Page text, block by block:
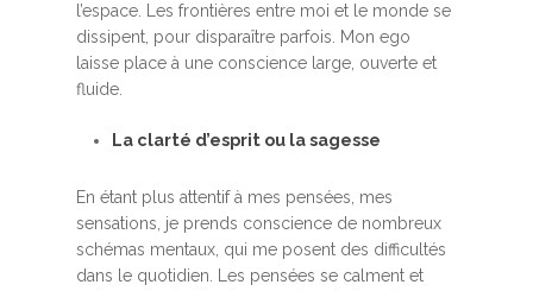
l’espace. Les frontières entre moi et le monde se
dissipent, pour disparaître parfois. Mon ego
laisse place à une conscience large, ouverte et
fluide.
La clarté d’esprit ou la sagesse
En étant plus attentif à mes pensées, mes
sensations, je prends conscience de nombreux
schémas mentaux, qui me posent des difficultés
dans le quotidien. Les pensées se calment et